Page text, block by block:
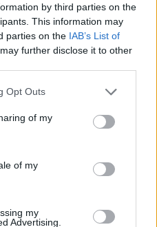
by third parties on the
This information may
parties on the IAB’s List of
further disclose it to other
Opt Outs
of my
of my
my
Advertising.